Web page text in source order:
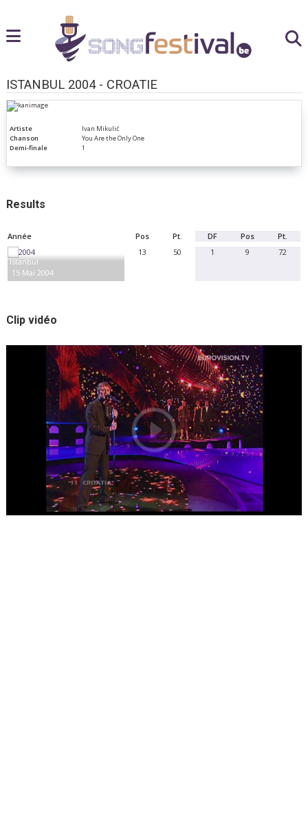
ISTANBUL 2004 - CROATIE
Artiste
Ivan Mikulić
Chanson
You Are the Only One
Demi-finale
1
Results
Année Pos Pt. DF Pos Pt.
Istanbul
15 Mai 2004
13 50 1 9 72
Clip vidéo